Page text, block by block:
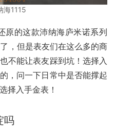
海1115
原的这款沛纳海庐米诺系列
，但是表友们在这么多的商
不能让表友踩到坑！选择入
，问一下日常中是否能撑起
择入手金表！
吗